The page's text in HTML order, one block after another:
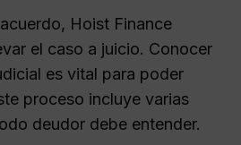
Hoist Finance
el caso a juicio. Conocer
es vital para poder
proceso incluye varias
deudor debe entender.